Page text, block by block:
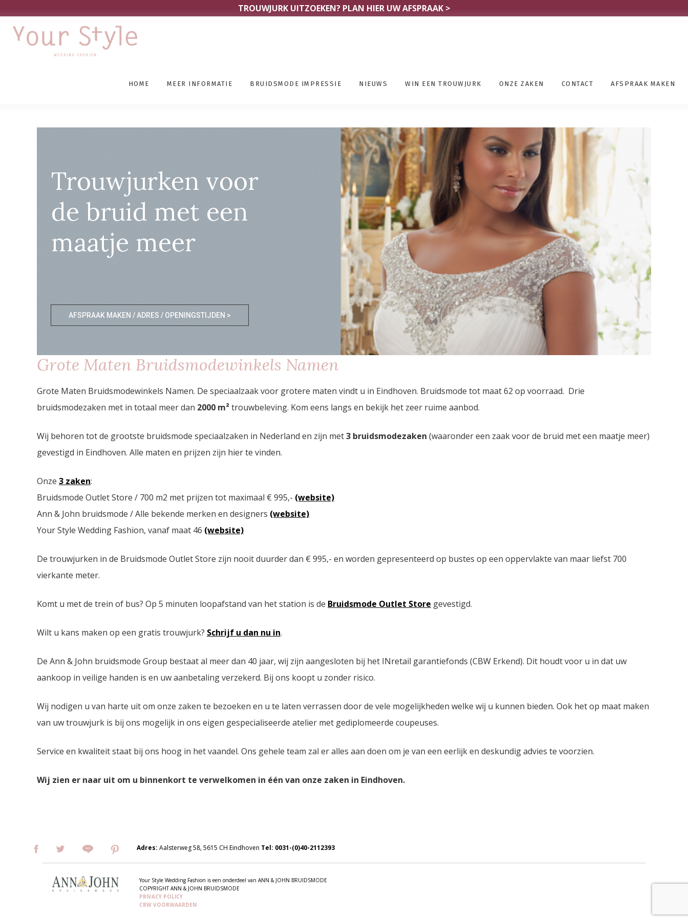
TROUWJURK UITZOEKEN? PLAN HIER UW AFSPRAAK >
HOME MEER INFORMATIE BRUIDSMODE IMPRESSIE NIEUWS WIN EEN TROUWJURK ONZE ZAKEN CONTACT AFSPRAAK MAKEN
Grote Maten Bruidsmodewinkels Namen
Trouwjurken voor
de bruid met een
maatje meer
AFSPRAAK MAKEN / ADRES / OPENINGSTIJDEN >
Grote Maten Bruidsmodewinkels Namen
Grote Maten Bruidsmodewinkels Namen. De speciaalzaak voor grotere maten vindt u in Eindhoven. Bruidsmode tot maat 62 op voorraad. Drie
bruidsmodezaken met in totaal meer dan 2000 m²trouwbeleving. Kom eens langs en bekijk het zeer ruime aanbod.
Wij behoren tot de grootste bruidsmode speciaalzaken in Nederland en zijn met3 bruidsmodezaken (waaronder een zaak voor de bruid met een maatje meer)
gevestigd in Eindhoven. Alle maten en prijzen zijn hier te vinden.
Onze 3 zaken:
Bruidsmode Outlet Store / 700 m2 met prijzen tot maximaal € 995,- (website)
Ann & John bruidsmode / Alle bekende merken en designers (website)
Your Style Wedding Fashion, vanaf maat 46 (website)
De trouwjurken in de Bruidsmode Outlet Store zijn nooit duurder dan € 995,- en worden gepresenteerd op bustes op een oppervlakte van maar liefst 700
vierkante meter.
Komt u met de trein of bus? Op 5 minuten loopafstand van het station is de Bruidsmode Outlet Store gevestigd.
Wilt u kans maken op een gratis trouwjurk? Schrijf u dan nu in.
De Ann & John bruidsmode Group bestaat al meer dan 40 jaar, wij zijn aangesloten bij het INretail garantiefonds (CBW Erkend). Dit houdt voor u in dat uw
aankoop in veilige handen is en uw aanbetaling verzekerd. Bij ons koopt u zonder risico.
Wij nodigen u van harte uit om onze zaken te bezoeken en u te laten verrassen door de vele mogelijkheden welke wij u kunnen bieden. Ook het op maat maken
van uw trouwjurk is bij ons mogelijk in ons eigen gespecialiseerde atelier met gediplomeerde coupeuses.
Service en kwaliteit staat bij ons hoog in het vaandel. Ons gehele team zal er alles aan doen om je van een eerlijk en deskundig advies te voorzien.
Wij zien er naar uit om u binnenkort te verwelkomen in één van onze zaken in Eindhoven.
Adres:Aalsterweg 58, 5615 CH Eindhoven Tel: 0031-(0)40-2112393
Your Style Wedding Fashion is een onderdeel van ANN & JOHN BRUIDSMODE
COPYRIGHT ANN & JOHN BRUIDSMODE
PRIVACY POLICY
CBW VOORWAARDEN